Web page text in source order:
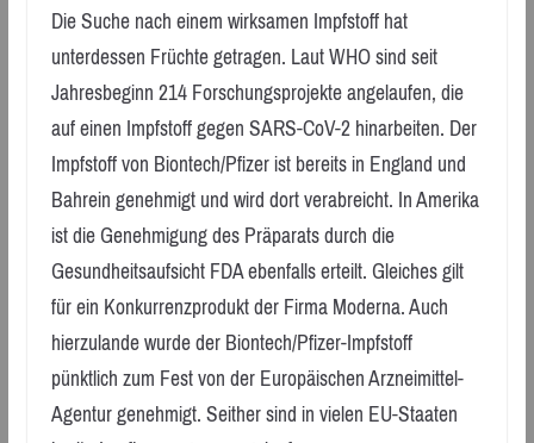
Die Suche nach einem wirksamen Impfstoff hat
unterdessen Früchte getragen. Laut WHO sind seit
Jahresbeginn 214 Forschungsprojekte angelaufen, die
auf einen Impfstoff gegen SARS-CoV-2 hinarbeiten. Der
Impfstoff von Biontech/Pfizer ist bereits in England und
Bahrein genehmigt und wird dort verabreicht. In Amerika
ist die Genehmigung des Präparats durch die
Gesundheitsaufsicht FDA ebenfalls erteilt. Gleiches gilt
für ein Konkurrenzprodukt der Firma Moderna. Auch
hierzulande wurde der Biontech/Pfizer-Impfstoff
pünktlich zum Fest von der Europäischen Arzneimittel-
Agentur genehmigt. Seither sind in vielen EU-Staaten